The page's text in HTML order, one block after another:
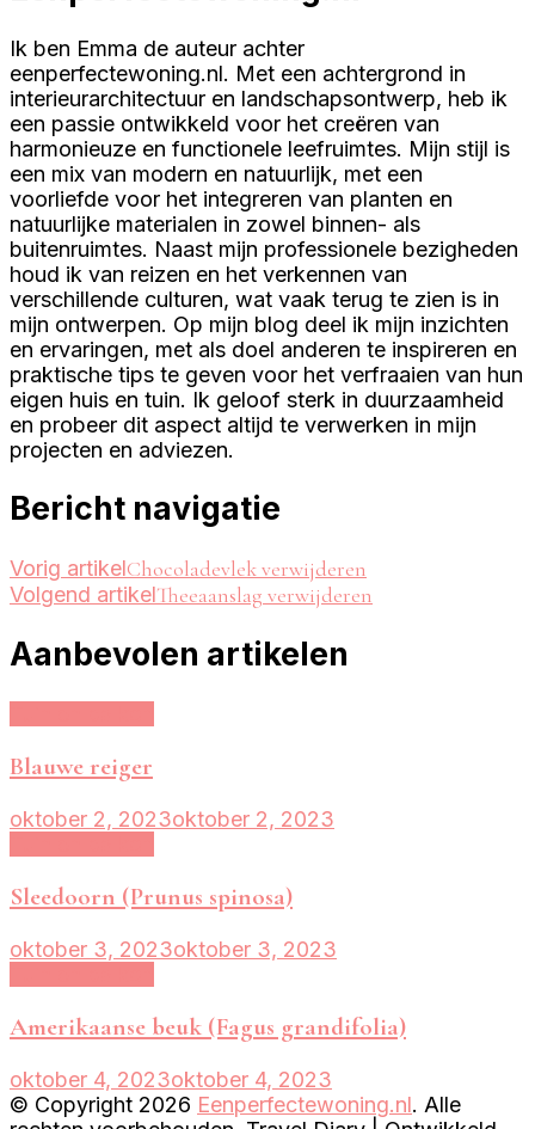
Ik ben Emma de auteur achter
eenperfectewoning.nl. Met een achtergrond in
interieurarchitectuur en landschapsontwerp, heb ik
een passie ontwikkeld voor het creëren van
harmonieuze en functionele leefruimtes. Mijn stijl is
een mix van modern en natuurlijk, met een
voorliefde voor het integreren van planten en
natuurlijke materialen in zowel binnen- als
buitenruimtes. Naast mijn professionele bezigheden
houd ik van reizen en het verkennen van
verschillende culturen, wat vaak terug te zien is in
mijn ontwerpen. Op mijn blog deel ik mijn inzichten
en ervaringen, met als doel anderen te inspireren en
praktische tips te geven voor het verfraaien van hun
eigen huis en tuin. Ik geloof sterk in duurzaamheid
en probeer dit aspect altijd te verwerken in mijn
projecten en adviezen.
Bericht navigatie
Vorig artikelChocoladevlek verwijderen
Volgend artikelTheeaanslag verwijderen
Aanbevolen artikelen
Blauwe reiger
oktober 2, 2023oktober 2, 2023
Sleedoorn (Prunus spinosa)
oktober 3, 2023oktober 3, 2023
Amerikaanse beuk (Fagus grandifolia)
oktober 4, 2023oktober 4, 2023
© Copyright 2026 Eenperfectewoning.nl. Alle